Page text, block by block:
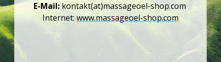
E-Mail: kontakt(at)massageoel-shop.com
Internet: www.massageoel-shop.com